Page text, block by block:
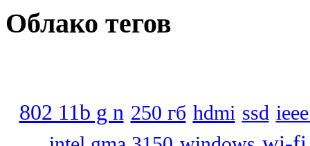
Облако тегов
802 11b g n 250 гб hdmi ssd